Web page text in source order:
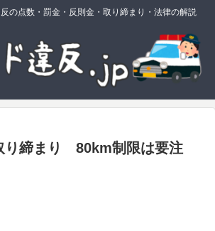
の点数・罰金・反則金・取り締まり・法律の解説
り締まり 80km制限は要注